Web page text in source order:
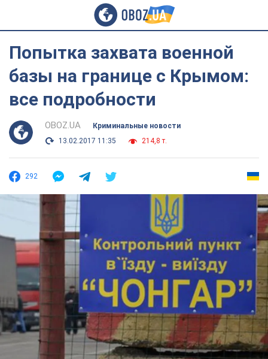
Попытка захвата военной
базы на границе с Крымом:
все подробности
OBOZ.UA
Криминальные новости
13.02.2017 11:35
214,8 т.
292